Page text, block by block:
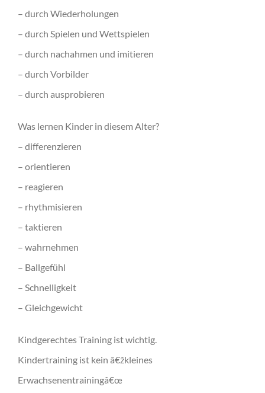
– durch Wiederholungen
– durch Spielen und Wettspielen
– durch nachahmen und imitieren
– durch Vorbilder
– durch ausprobieren
Was lernen Kinder in diesem Alter?
– differenzieren
– orientieren
– reagieren
– rhythmisieren
– taktieren
– wahrnehmen
– Ballgefühl
– Schnelligkeit
– Gleichgewicht
Kindgerechtes Training ist wichtig.
Kindertraining ist kein â€žkleines
Erwachsenentrainingâ€œ